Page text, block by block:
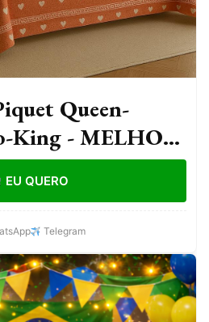
Queen-
King - MELHOR
EU QUERO
Telegram